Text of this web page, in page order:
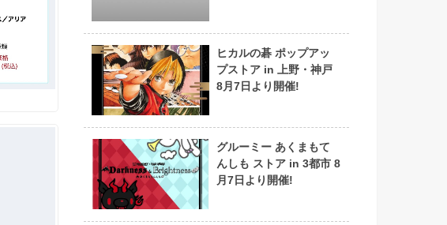
ヒカルの碁 ポップアッ
プストア in 上野・神戸
8月7日より開催!
グルーミー あくまもて
んしも ストア in 3都市 8
月7日より開催!